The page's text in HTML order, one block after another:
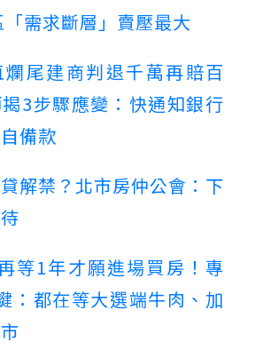
需求斷層」賣壓最大
尾建商判退千萬再賠百
3步驟應變：快通知銀行
備款
解禁？北市房仲公會：下
等1年才願進場買房！專
：都在等大選端牛肉、加